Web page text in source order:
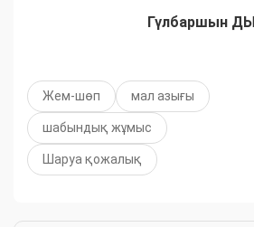
Гүлбаршын
Жем-шөп мал азығы
шабындық жұмыс
Шаруа қожалық